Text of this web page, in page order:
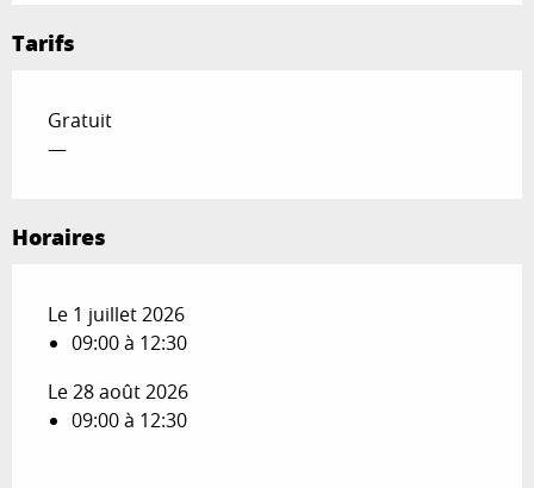
Tarifs
Gratuit
—
Horaires
Le 1 juillet 2026
09:00 à 12:30
Le 28 août 2026
09:00 à 12:30